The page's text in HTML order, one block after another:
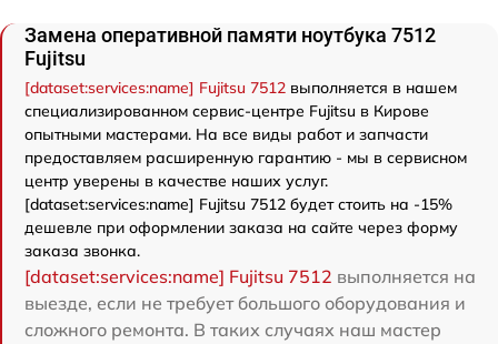
Замена оперативной памяти ноутбука 7512
Fujitsu
[dataset:services:name] Fujitsu 7512 выполняется в нашем
специализированном сервис-центре Fujitsu в Кирове
опытными мастерами. На все виды работ и запчасти
предоставляем расширенную гарантию - мы в сервисном
центр уверены в качестве наших услуг.
[dataset:services:name] Fujitsu 7512 будет стоить на -15%
дешевле при оформлении заказа на сайте через форму
заказа звонка.
[dataset:services:name] Fujitsu 7512 выполняется на
выезде, если не требует большого оборудования и
сложного ремонта. В таких случаях наш мастер